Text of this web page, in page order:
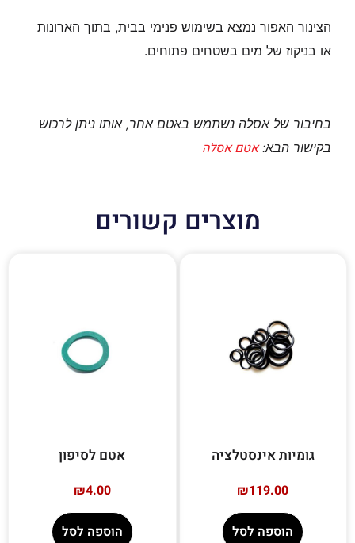
הצינור האפור נמצא בשימוש פנימי בבית, בתוך הארונות
או בניקוז של מים בשטחים פתוחים.
בחיבור של אסלה נשתמש באטם אחר, אותו ניתן לרכוש
בקישור הבא:אטם אסלה
מוצרים קשורים
גומיות אינסטלציה
₪119.00
הוספה לסל
אטם לסיפון
₪4.00
הוספה לסל